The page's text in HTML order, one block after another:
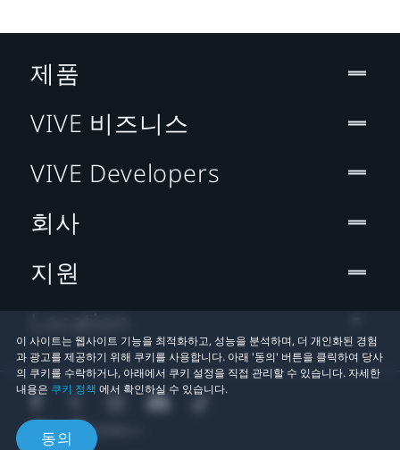
이 사이트는 웹사이트 기능을 최적화하고, 성능을 분석하며, 더 개인화된 경험
과 광고를 제공하기 위해 쿠키를 사용합니다. 아래 '동의' 버튼을 클릭하여 당사
의 쿠키를 수락하거나, 아래에서 쿠키 설정을 직접 관리할 수 있습니다. 자세한
내용은 쿠키 정책 에서 확인하실 수 있습니다.
동의
제품
VIVE 비즈니스
VIVE Developers
회사
지원
Location